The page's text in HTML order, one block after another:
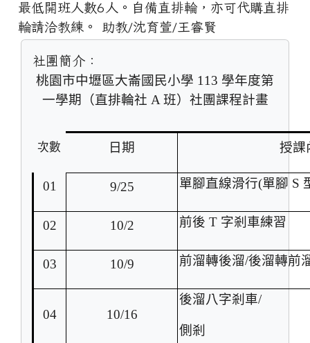
最低開班人數6人。自備直排輪，亦可代購直排
輪請洽教練。 助教/沈育萱/王睿賢
社團簡介：
桃園市中壢區大崙國民小學 113 學年度第
一學期（直排輪社 A 班）社團課程計畫
次數 日期 授課
01 9/25 單腳直線滑行(單腳 S
02 10/2 前後 T 字剎車練習
03 10/9 前溜轉後溜/後溜轉前
04 10/16
後溜八字剎車/
側剎